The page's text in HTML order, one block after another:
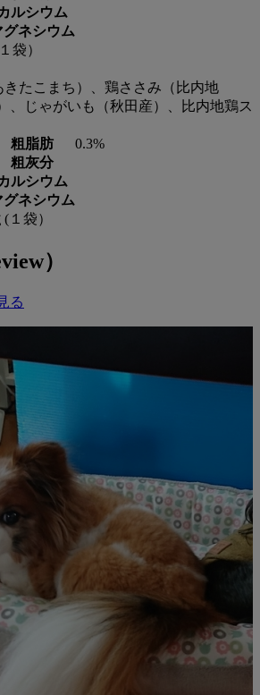
ルシウム
グネシウム
袋）
たこまち）、鶏ささみ（比内地
、じゃがいも（秋田産）、比内地鶏ス
粗脂肪
0.3%
粗灰分
ルシウム
グネシウム
１袋）
）
る